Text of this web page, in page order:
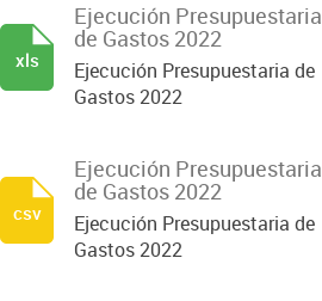
Ejecución Presupuestaria
de Gastos 2022
Ejecución Presupuestaria de
Gastos 2022
xls
Ejecución Presupuestaria
de Gastos 2022
Ejecución Presupuestaria de
Gastos 2022
csv